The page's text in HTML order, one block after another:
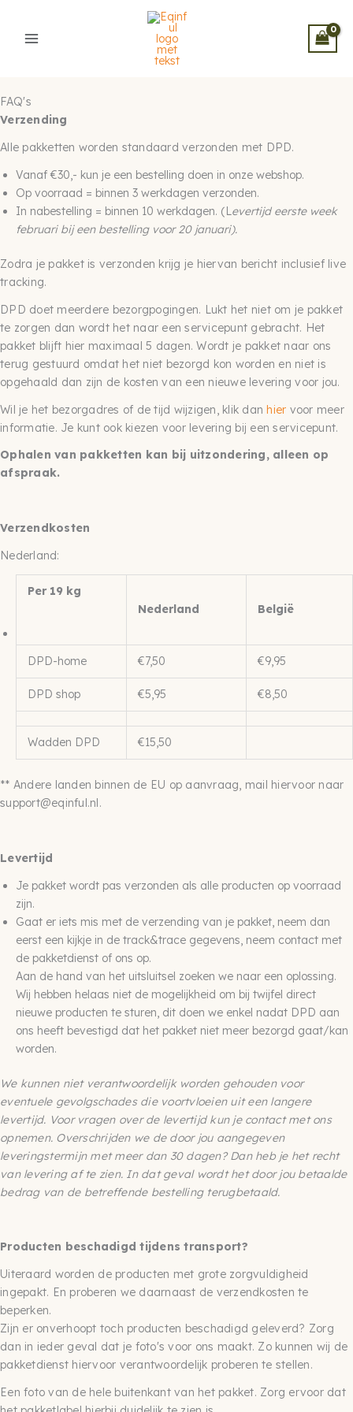
FAQ's
Verzending
Alle pakketten worden standaard verzonden met DPD.
Vanaf €30,- kun je een bestelling doen in onze webshop.
Op voorraad = binnen 3 werkdagen verzonden.
In nabestelling = binnen 10 werkdagen. (Levertijd eerste week
februari bij een bestelling voor 20 januari).
Zodra je pakket is verzonden krijg je hiervan bericht inclusief live
tracking.
DPD doet meerdere bezorgpogingen. Lukt het niet om je pakket
te zorgen dan wordt het naar een servicepunt gebracht. Het
pakket blijft hier maximaal 5 dagen. Wordt je pakket naar ons
terug gestuurd omdat het niet bezorgd kon worden en niet is
opgehaald dan zijn de kosten van een nieuwe levering voor jou.
Wil je het bezorgadres of de tijd wijzigen, klik danhier voor meer
informatie. Je kunt ook kiezen voor levering bij een servicepunt.
Ophalen van pakketten kan bij uitzondering, alleen op
afspraak.
Verzendkosten
Nederland:
Per 19 kg
Nederland
België
DPD-home €7,50 €9,95
DPD shop €5,95 €8,50
Wadden DPD €15,50
** Andere landen binnen de EU op aanvraag, mail hiervoor naar
support@eqinful.nl.
Levertijd
Je pakket wordt pas verzonden als alle producten op voorraad
zijn.
Gaat er iets mis met de verzending van je pakket, neem dan
eerst een kijkje in de track&trace gegevens, neem contact met
de pakketdienst of ons op.
Aan de hand van het uitsluitsel zoeken we naar een oplossing.
Wij hebben helaas niet de mogelijkheid om bij twijfel direct
nieuwe producten te sturen, dit doen we enkel nadat DPD aan
ons heeft bevestigd dat het pakket niet meer bezorgd gaat/kan
worden.
We kunnen niet verantwoordelijk worden gehouden voor
eventuele gevolgschades die voortvloeien uit een langere
levertijd. Voor vragen over de levertijd kun je contact met ons
opnemen. Overschrijden we de door jou aangegeven
leveringstermijn met meer dan 30 dagen? Dan heb je het recht
van levering af te zien. In dat geval wordt het door jou betaalde
bedrag van de betreffende bestelling terugbetaald.
Producten beschadigd tijdens transport?
Uiteraard worden de producten met grote zorgvuldigheid
ingepakt. En proberen we daarnaast de verzendkosten te
beperken.
Zijn er onverhoopt toch producten beschadigd geleverd? Zorg
dan in ieder geval dat je foto's voor ons maakt. Zo kunnen wij de
pakketdienst hiervoor verantwoordelijk proberen te stellen.
Een foto van de hele buitenkant van het pakket. Zorg ervoor dat